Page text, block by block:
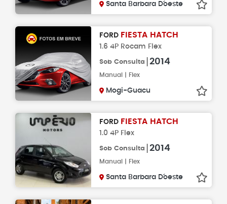
Santa Barbara D´oeste
FORD FIESTA HATCH
1.6 4P Rocam Flex
Sob Consulta 2014
Manual | Flex
Mogi-Guacu
FORD FIESTA HATCH
1.0 4P Flex
Sob Consulta 2014
Manual | Flex
Santa Barbara D´oeste